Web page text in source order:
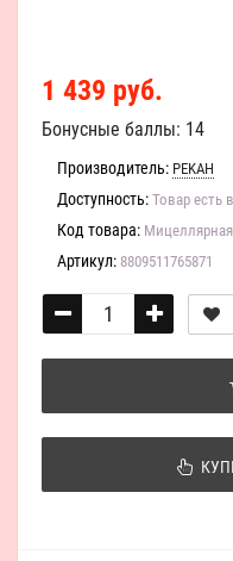
1 439 руб.
Бонусные баллы: 14
Производитель: PEKAH
Доступность: Товар есть
Код товара:
Артикул: 8809511765871